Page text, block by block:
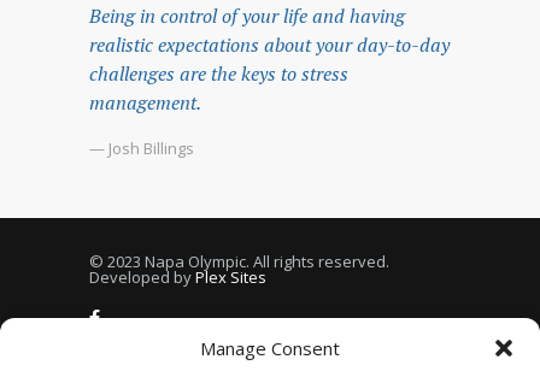
Manage Consent
Being in control of your life and having
realistic expectations about your day-to-day
challenges are the keys to stress
management.
— Josh Billings
© 2023 Napa Olympic. All rights reserved.
Developed byPlex Sites
Right to be forgotten